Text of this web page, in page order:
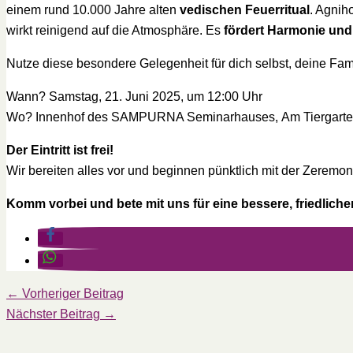
einem rund 10.000 Jahre alten vedischen Feuerritual .
wirkt reinigend auf die Atmosphäre. Es fördert Harmonie
Nutze diese besondere Gelegenheit für dich selbst, deine
Wann? Samstag, 21. Juni 2025, um 12:00 Uhr
Wo? Innenhof des SAMPURNA Seminarhauses, Am
Der Eintritt ist frei!
Wir bereiten alles vor und beginnen pünktlich mit der
Komm vorbei und bete mit uns für eine bessere,
← Vorheriger Beitrag
Nächster Beitrag →